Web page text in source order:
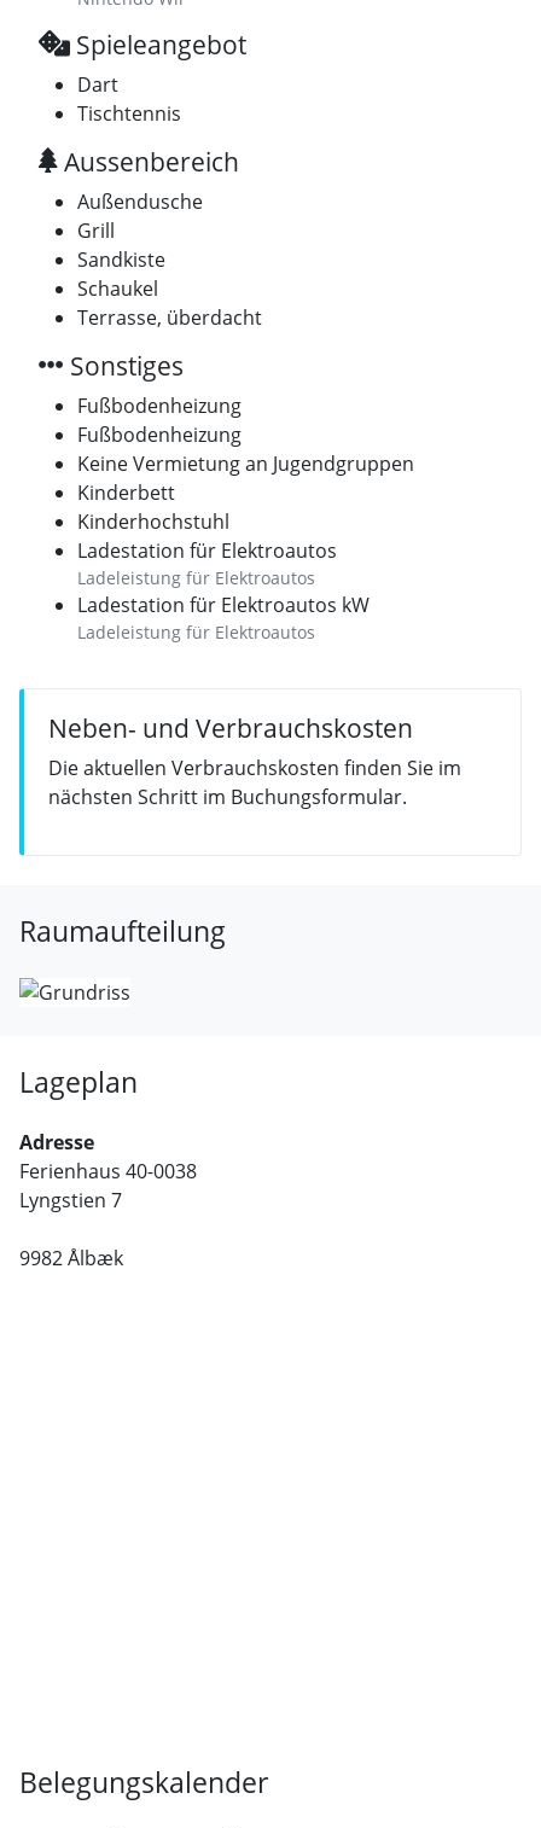
Spieleangebot
Dart
Tischtennis
Aussenbereich
Außendusche
Grill
Sandkiste
Schaukel
Terrasse, überdacht
Sonstiges
Fußbodenheizung
Fußbodenheizung
Keine Vermietung an Jugendgruppen
Kinderbett
Kinderhochstuhl
Ladestation für Elektroautos
Ladeleistung für Elektroautos
Ladestation für Elektroautos kW
Ladeleistung für Elektroautos
Neben- und Verbrauchskosten
Die aktuellen Verbrauchskosten finden Sie im
nächsten Schritt im Buchungsformular.
Raumaufteilung
Lageplan
Adresse
Ferienhaus 40-0038
Lyngstien 7
9982 Ålbæk
Belegungskalender